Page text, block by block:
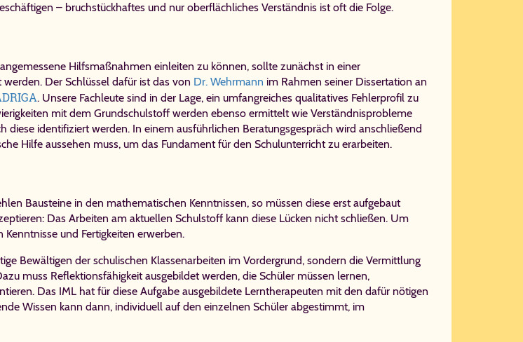
– bruchstückhaftes und nur oberflächliches Verständnis ist oft die Folge.
Hilfsmaßnahmen einleiten zu können, sollte zunächst in einer
Der Schlüssel dafür ist das von Dr. Wehrmann im Rahmen seiner Dissertation an
. Unsere Fachleute sind in der Lage, ein umfangreiches qualitatives Fehlerprofil zu
mit dem Grundschulstoff werden ebenso ermittelt wie Verständnisprobleme
diese identifiziert werden. In einem ausführlichen Beratungsgespräch wird anschließend
Hilfe aussehen muss, um das Fundament für den Schulunterricht zu erarbeiten.
Bausteine in den mathematischen Kenntnissen, so müssen diese erst aufgebaut
Das Arbeiten am aktuellen Schulstoff kann diese Lücken nicht schließen. Um
und Fertigkeiten erwerben.
Bewältigen der schulischen Klassenarbeiten im Vordergrund, sondern die Vermittlung
muss Reflektionsfähigkeit ausgebildet werden, die Schüler müssen lernen,
Das IML hat für diese Aufgabe ausgebildete Lerntherapeuten mit den dafür nötigen
Wissen kann dann, individuell auf den einzelnen Schüler abgestimmt, im